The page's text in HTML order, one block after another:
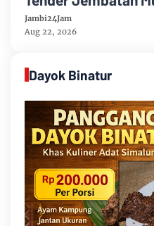
Dipersoalkan,
Gugur Sesuai
Jambi24Jam
Aug 22, 2026
Dayok Binatur